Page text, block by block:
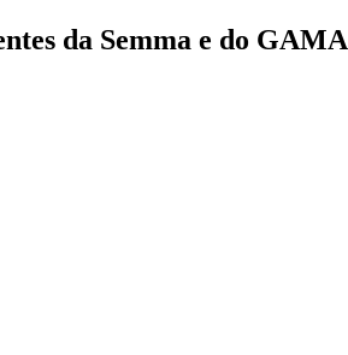
da Semma e do GAMA